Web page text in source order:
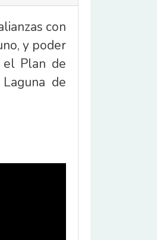
con
y poder
el Plan de
de